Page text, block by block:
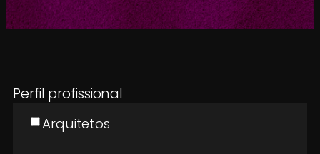
Perfil profissional
Arquitetos